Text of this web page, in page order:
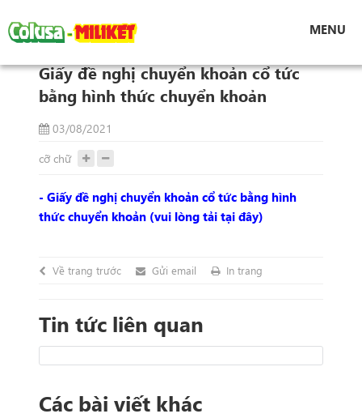
MENU
Giấy đề nghị chuyển khoản cổ tức bằng hình
Giấy đề nghị chuyển khoản cổ tức
bằng hình thức chuyển khoản
03/08/2021
cỡ chữ
- Giấy đề nghị chuyển khoản cổ tức bằng hình
thức chuyển khoản (vui lòng tải tại đây)
Về trang trước Gửi email In trang
Tin tức liên quan
Các bài viết khác